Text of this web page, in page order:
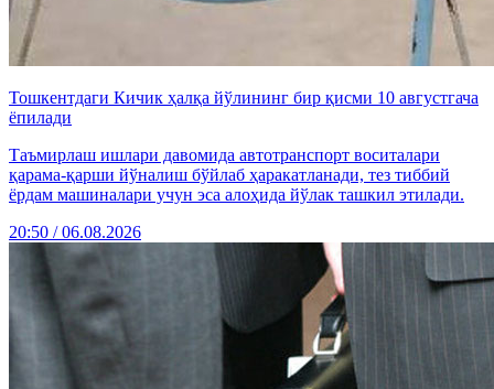
Тошкентдаги Кичик ҳалқа йўлининг бир қисми 10 августгача
ёпилади
Таъмирлаш ишлари давомида автотранспорт воситалари
қарама-қарши йўналиш бўйлаб ҳаракатланади, тез тиббий
ёрдам машиналари учун эса алоҳида йўлак ташкил этилади.
20:50 / 06.08.2026